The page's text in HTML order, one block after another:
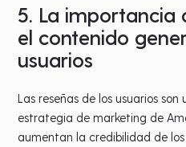
5. La importancia
el contenido
usuarios
Las reseñas de los usuarios
estrategia de marketing de
aumentan la credibilidad de